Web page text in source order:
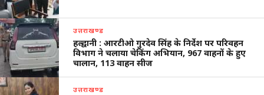
उत्तराखण्ड
हल्द्वानी : आरटीओ गुरदेव सिंह के निर्देश पर परिवहन
विभाग ने चलाया चेकिंग अभियान, 967 वाहनों के हुए
चालान, 113 वाहन सीज
उत्तराखण्ड